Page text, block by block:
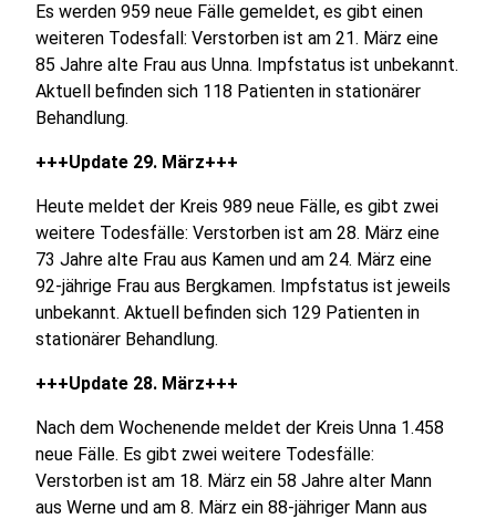
Es werden 959 neue Fälle gemeldet, es gibt einen
weiteren Todesfall: Verstorben ist am 21. März eine
85 Jahre alte Frau aus Unna. Impfstatus ist unbekannt.
Aktuell befinden sich 118 Patienten in stationärer
Behandlung.
+++Update 29. März+++
Heute meldet der Kreis 989 neue Fälle, es gibt zwei
weitere Todesfälle: Verstorben ist am 28. März eine
73 Jahre alte Frau aus Kamen und am 24. März eine
92-jährige Frau aus Bergkamen. Impfstatus ist jeweils
unbekannt. Aktuell befinden sich 129 Patienten in
stationärer Behandlung.
+++Update 28. März+++
Nach dem Wochenende meldet der Kreis Unna 1.458
neue Fälle. Es gibt zwei weitere Todesfälle:
Verstorben ist am 18. März ein 58 Jahre alter Mann
aus Werne und am 8. März ein 88-jähriger Mann aus